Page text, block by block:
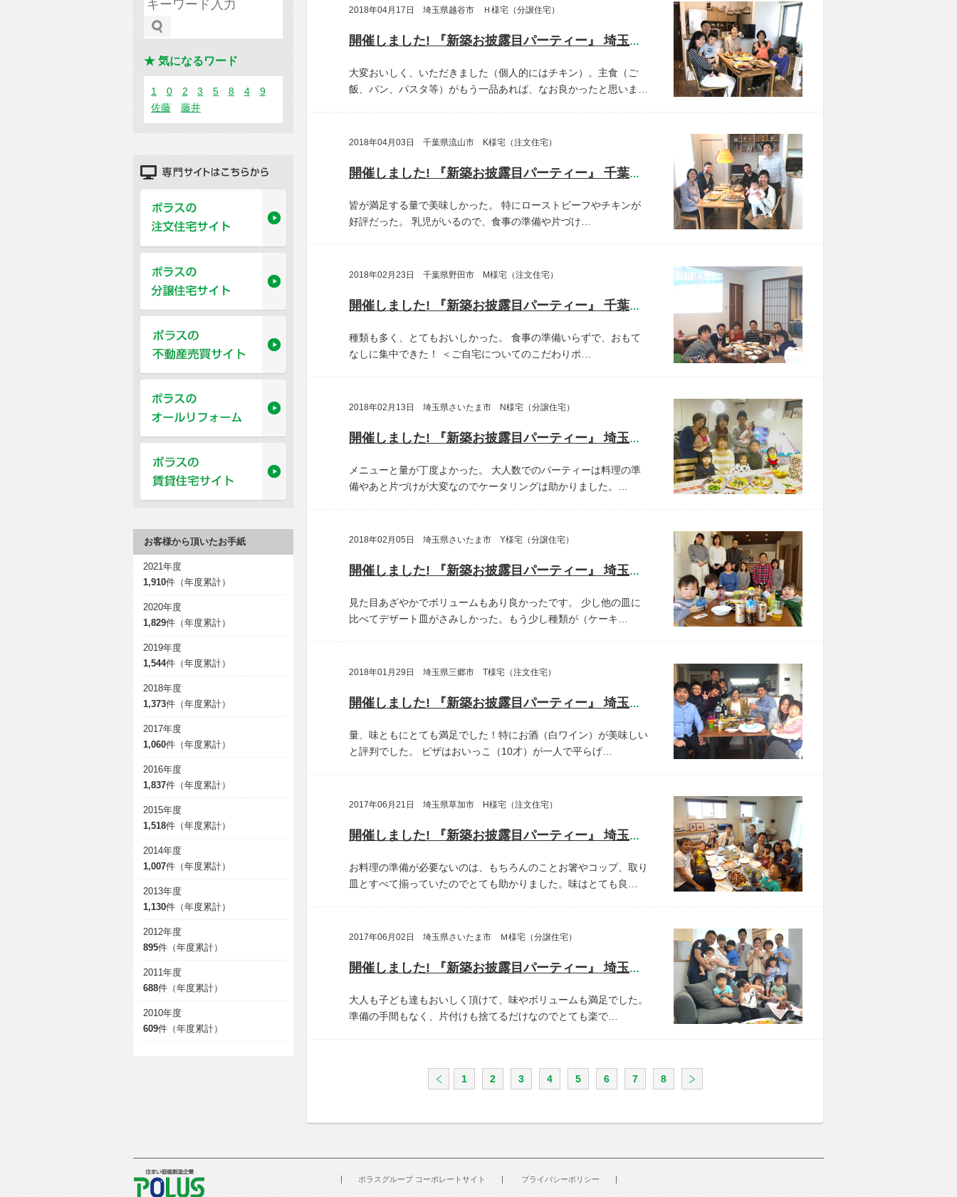
2018年04月17日 埼玉県越谷市 Ｈ様宅（分譲住宅）
開催しました! 『新築お披露目パーティー』 埼玉県越谷市 H様宅
大変おいしく、いただきました（個人的にはチキン）。主食（ご
飯、パン、パスタ等）がもう一品あれば、なお良かったと思いま…
2018年04月03日 千葉県流山市 K様宅（注文住宅）
開催しました! 『新築お披露目パーティー』 千葉県流山市 K様宅
皆が満足する量で美味しかった。
特にローストビーフやチキンが
好評だった。
乳児がいるので、食事の準備や片づけ…
2018年02月23日 千葉県野田市 M様宅（注文住宅）
開催しました! 『新築お披露目パーティー』 千葉県野田市 M様宅
種類も多く、とてもおいしかった。
食事の準備いらずで、おもて
なしに集中できた！
＜ご自宅についてのこだわりポ…
2018年02月13日 埼玉県さいたま市 N様宅（分譲住宅）
開催しました! 『新築お披露目パーティー』 埼玉県さいたま市 N様宅
メニューと量が丁度よかった。
大人数でのパーティーは料理の準
備やあと片づけが大変なのでケータリングは助かりました。…
2018年02月05日 埼玉県さいたま市 Y様宅（分譲住宅）
開催しました! 『新築お披露目パーティー』 埼玉県さいたま市 Y様宅
見た目あざやかでボリュームもあり良かったです。
少し他の皿に
比べてデザート皿がさみしかった。もう少し種類が（ケーキ…
2018年01月29日 埼玉県三郷市 T様宅（注文住宅）
開催しました! 『新築お披露目パーティー』 埼玉県三郷市 T様宅
量、味ともにとても満足でした！特にお酒（白ワイン）が美味しい
と評判でした。
ピザはおいっこ（10才）が一人で平らげ…
2017年06月21日 埼玉県草加市 H様宅（注文住宅）
開催しました! 『新築お披露目パーティー』 埼玉県草加市 H様宅
お料理の準備が必要ないのは、もちろんのことお箸やコップ、取り
皿とすべて揃っていたのでとても助かりました。味はとても良…
2017年06月02日 埼玉県さいたま市 Ｍ様宅（分譲住宅）
開催しました! 『新築お披露目パーティー』 埼玉県さいたま市 Y様宅
大人も子ども達もおいしく頂けて、味やボリュームも満足でした。
準備の手間もなく、片付けも捨てるだけなのでとても楽で…
1 2 3 4 5 6 7 8
★ 気になるワード
1 0 2 3 5 8 4
9
佐藤
藤井
お客様から頂いたお手紙
2021年度
1,910件（年度累計）
2020年度
1,829件（年度累計）
2019年度
1,544件（年度累計）
2018年度
1,373件（年度累計）
2017年度
1,060件（年度累計）
2016年度
1,837件（年度累計）
2015年度
1,518件（年度累計）
2014年度
1,007件（年度累計）
2013年度
1,130件（年度累計）
2012年度
895件（年度累計）
2011年度
688件（年度累計）
2010年度
609件（年度累計）
ポラスグループ コーポレートサイト
プライバシーポリシー